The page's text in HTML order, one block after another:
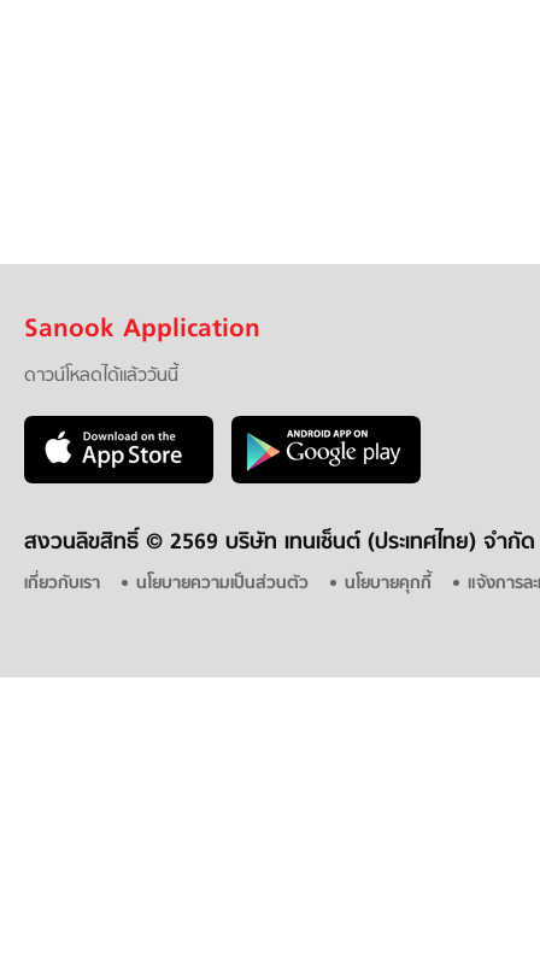
Sanook Application
ดาวน์โหลดได้แล้ววันนี้
สงวนลิขสิทธิ์ © 2569 บริษัท เทนเซ็นต์ (ประเทศไทย) จำกัด
เกี่ยวกับเรา นโยบายความเป็นส่วนตัว นโยบายคุกกี้ แจ้งการล